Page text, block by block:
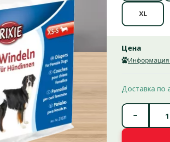
XL
Цена
Информация
Доставка по
−